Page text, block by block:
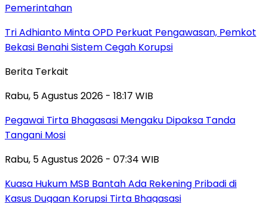
Pemerintahan
Tri Adhianto Minta OPD Perkuat Pengawasan, Pemkot
Bekasi Benahi Sistem Cegah Korupsi
Berita Terkait
Rabu, 5 Agustus 2026 - 18:17 WIB
Pegawai Tirta Bhagasasi Mengaku Dipaksa Tanda
Tangani Mosi
Rabu, 5 Agustus 2026 - 07:34 WIB
Kuasa Hukum MSB Bantah Ada Rekening Pribadi di
Kasus Dugaan Korupsi Tirta Bhagasasi